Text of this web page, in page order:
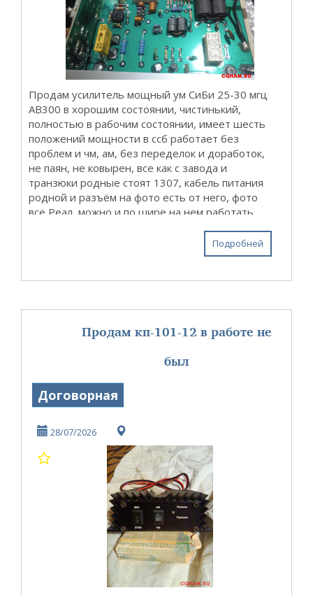
Продам усилитель мощный ум СиБи 25-30 мгц
AB300 в хорошим состоянии, чистинький,
полностью в рабочим состоянии, имеет шесть
положений мощности в ссб работает без
проблем и чм, ам, без переделок и доработок,
не паян, не ковырен, все как с завода и
транзюки родные стоят 1307, кабель питания
родной и разъём на фото есть от него, фото
все Реал, можно и по шире на нем работать
Подробней
Продам кп-101-12 в работе не
был
Договорная
28/07/2026